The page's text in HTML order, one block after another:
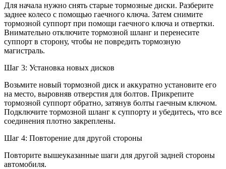
Для начала нужно снять старые тормозные диски. Разберите
заднее колесо с помощью гаечного ключа. Затем снимите
тормозной суппорт при помощи гаечного ключа и отвертки.
Внимательно отключите тормозной шланг и перенесите
суппорт в сторону, чтобы не повредить тормозную
магистраль.
Шаг 3: Установка новых дисков
Возьмите новый тормозной диск и аккуратно установите его
на место, выровняв отверстия для болтов. Прикрепите
тормозной суппорт обратно, затянув болты гаечным ключом.
Подключите тормозной шланг к суппорту и убедитесь, что все
соединения плотно закреплены.
Шаг 4: Повторение для другой стороны
Повторите вышеуказанные шаги для другой задней стороны
автомобиля.